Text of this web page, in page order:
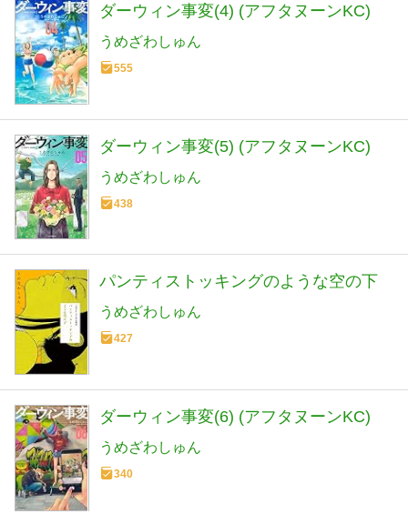
ダーウィン事変(4) (アフタヌーンKC)
うめざわしゅん
555
ダーウィン事変(5) (アフタヌーンKC)
うめざわしゅん
438
パンティストッキングのような空の下
うめざわしゅん
427
ダーウィン事変(6) (アフタヌーンKC)
うめざわしゅん
340